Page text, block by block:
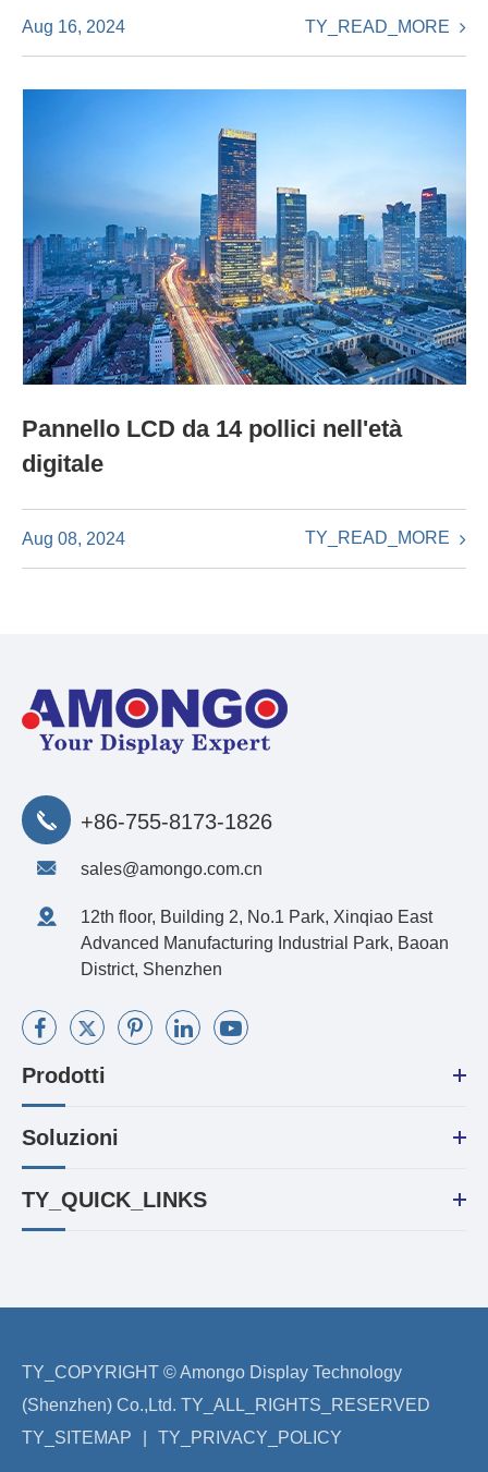
Aug 16, 2024 TY_READ_MORE
Pannello LCD da 14 pollici nell'età
digitale
Aug 08, 2024 TY_READ_MORE
+86-755-8173-1826
sales@amongo.com.cn
12th floor, Building 2, No.1 Park, Xinqiao East
Advanced Manufacturing Industrial Park, Baoan
District, Shenzhen
Prodotti
Soluzioni
TY_QUICK_LINKS
TY_COPYRIGHT ©Amongo Display Technology
(Shenzhen) Co.,Ltd. TY_ALL_RIGHTS_RESERVED
TY_SITEMAP
TY_PRIVACY_POLICY